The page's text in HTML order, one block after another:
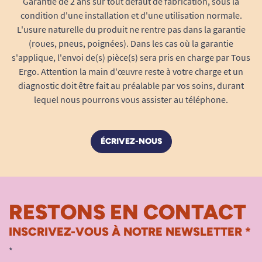
peau de la déshydratation.
PEG-20 Glycol Stearate, Ceteareth-20:
Agents émulsifiants pour une texture
homogène et agréable.
Xanthan Gum : Contrôle la viscosité et
garantit une application douce et uniforme.
Parfum : Note légère et agréable qui
Agents conservateurs(Phenoxyethanol,
Acide Benzoique, Acide Dehydroacétique) :
produit dans le temps.
ProSkin Wash Cream ?
Adoptée dans de nombreux établissements
de santé, appréciée pour sa praticité et la
condition d'une installation et d'une utilisation normale.
L'usure naturelle du produit ne rentre pas dans la garantie
(roues, pneus, poignées). Dans les cas où la garantie
s'applique, l'envoi de(s) pièce(s) sera pris en charge par Tous
Ergo. Attention la main d'œuvre reste à votre charge et un
diagnostic doit être fait au préalable par vos soins, durant
lequel nous pourrons vous assister au téléphone.
ÉCRIVEZ-NOUS
RESTONS EN CONTACT
INSCRIVEZ-VOUS À NOTRE NEWSLETTER *
*